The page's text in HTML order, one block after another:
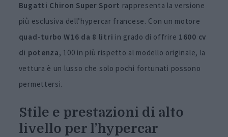
Bugatti Chiron Super Sport rappresenta la versione
più esclusiva dell’hypercar francese. Con un motore
quad-turbo W16 da 8 litri in grado di offrire 1600 cv
di potenza, 100 in più rispetto al modello originale, la
vettura è un lusso che solo pochi fortunati possono
permettersi.
Stile e prestazioni di alto
livello per l’hypercar